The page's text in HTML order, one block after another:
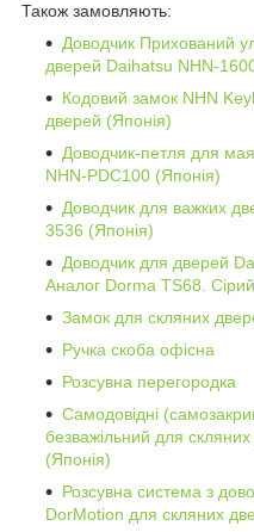
Також замовляють:
Доводчик Прихований
дверей Daihatsu NHN-
Кодовий замок NHN
дверей (Японія)
Доводчик-петля для
NHN-PDC100 (Японія)
Доводчик для важких
3536 (Японія)
Доводчик для дверей
Аналог Dorma TS68. Сірий
Замок для скляних
Ручка скоба офісна
Розсувна перегородка
Самодовідні
безважільний для
(Японія)
Розсувна система з
DorMotion для скляних